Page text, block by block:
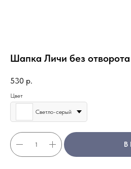
Шапка Личи без
530 р.
Цвет
Светло-серый
В